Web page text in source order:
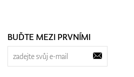
BUĎTE MEZI PRVNÍMI